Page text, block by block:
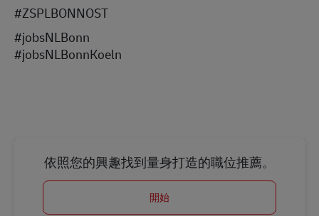
#ZSPLBONNOST
#jobsNLBonn
#jobsNLBonnKoeln
依照您的興趣找到量身打造的職位推薦。
開始